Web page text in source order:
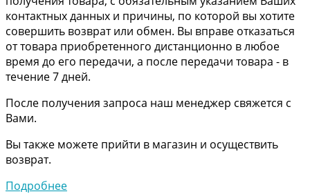
контактных данных и причины, по которой вы хотите
совершить возврат или обмен. Вы вправе отказаться
от товара приобретенного дистанционно в любое
время до его передачи, а после передачи товара - в
течение 7 дней.
После получения запроса наш менеджер свяжется с
Вами.
Вы также можете прийти в магазин и осуществить
возврат.
Подробнее